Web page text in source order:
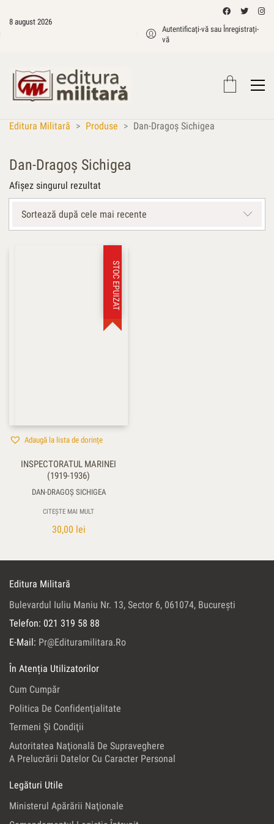
8 august 2026
Autentificați-vă sau Înregistrați-
vă
Editura Militară > Produse > Dan-Dragoș Sichigea
Dan-Dragoș Sichigea
Afișez singurul rezultat
Sortează după cele mai recente
STOC EPUIZAT
Adaugă la lista de dorințe
INSPECTORATUL MARINEI
(1919-1936)
DAN-DRAGOȘ SICHIGEA
CITEȘTE MAI MULT
30,00 lei
Editura Militară
Bulevardul Iuliu Maniu Nr. 13, Sector 6, 061074, Bucureşti
Telefon: 021 319 58 88
E-Mail: Pr@edituramilitara.ro
În Atenția Utilizatorilor
Cum Cumpăr
Politica De Confidenţialitate
Termeni Şi Condiţii
Autoritatea Naţională De Supraveghere
A Prelucrării Datelor Cu Caracter Personal
Legături Utile
Ministerul Apărării Naţionale